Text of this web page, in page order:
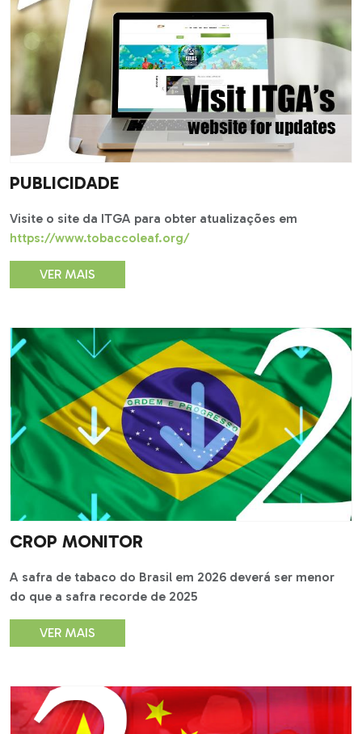
PUBLICIDADE
Visite o site da ITGA para obter atualizações em
https://www.tobaccoleaf.org/
VER MAIS
CROP MONITOR
A safra de tabaco do Brasil em 2026 deverá ser menor
do que a safra recorde de 2025
VER MAIS